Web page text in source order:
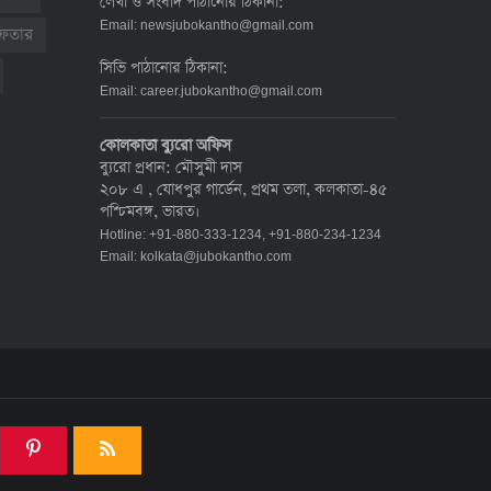
দেশে করোনায় মৃত্যু ও শনাক্ত কমেছে
৬ জুলাই ২০২২, ১৯:০২
হাজার ৯৯৮
৫ জুলাই ২০২২, ১৮:৪৭
করোনায় ২৪ ঘণ্টায় মৃত্যু ১২, শনাক্ত দুই
Email: newsjubokantho@gmail.com
সিভি পাঠানোর ঠিকানা:
Email: career.jubokantho@gmail.com
কোলকাতা ব্যুরো অফিস
ব্যুরো প্রধান: মৌসুমী দাস
২০৮ এ , যোধপুর গার্ডেন, প্রথম তলা, কলকাতা-৪৫
পশ্চিমবঙ্গ, ভারত।
Hotline: +91-880-333-1234, +91-880-234-1234
Email: kolkata@jubokantho.com